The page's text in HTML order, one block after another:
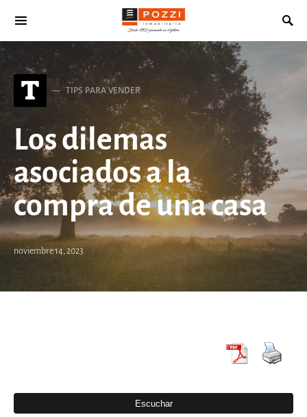
Search for:
T TIPS PARA VENDER
Los dilemas
asociados a la
compra de una casa
noviembre 14, 2023